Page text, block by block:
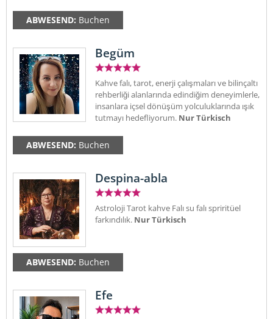
ABWESEND: Buchen
Begüm
Kahve falı, tarot, enerji çalışmaları ve bilinçaltı
rehberliği alanlarında edindiğim deneyimlerle,
insanlara içsel dönüşüm yolculuklarında ışık
tutmayı hedefliyorum. Nur Türkisch
ABWESEND: Buchen
Despina-abla
Astroloji Tarot kahve Falı su falı spriritüel
farkındılık. Nur Türkisch
ABWESEND: Buchen
Efe